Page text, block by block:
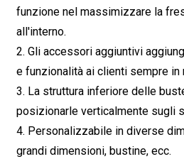
funzione nel massimizzare la
all'interno.
2. Gli accessori aggiuntivi
e funzionalità ai clienti sempre in
3. La struttura inferiore delle
posizionarle verticalmente sugli
4. Personalizzabile in diverse
grandi dimensioni, bustine, ecc.